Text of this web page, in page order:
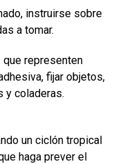
instruirse sobre
a tomar.
que representen
fijar objetos,
y coladeras.
un ciclón tropical
haga prever el